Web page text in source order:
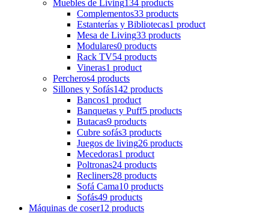
Muebles de Living134 products
Complementos33 products
Estanterías y Bibliotecas1 product
Mesa de Living33 products
Modulares0 products
Rack TV54 products
Vineras1 product
Percheros4 products
Sillones y Sofás142 products
Bancos1 product
Banquetas y Puff5 products
Butacas9 products
Cubre sofás3 products
Juegos de living26 products
Mecedoras1 product
Poltronas24 products
Recliners28 products
Sofá Cama10 products
Sofás49 products
Máquinas de coser12 products